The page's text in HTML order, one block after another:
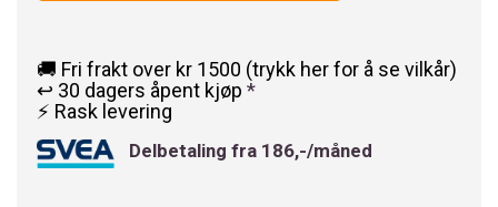
🚚 Fri frakt over kr 1500 (trykk her for å se vilkår)
↩️ 30 dagers åpent kjøp *
⚡ Rask levering
Delbetaling fra 186,-/måned